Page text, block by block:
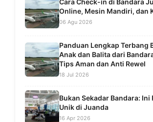
Cara Check-in di Bandara
Online, Mesin Mandiri, dan
06 Agu 2026
Panduan Lengkap Terbang
Anak dan Balita dari
Tips Aman dan Anti Rewel
18 Jul 2026
Bukan Sekadar Bandara: Ini
Unik di Juanda
16 Apr 2026